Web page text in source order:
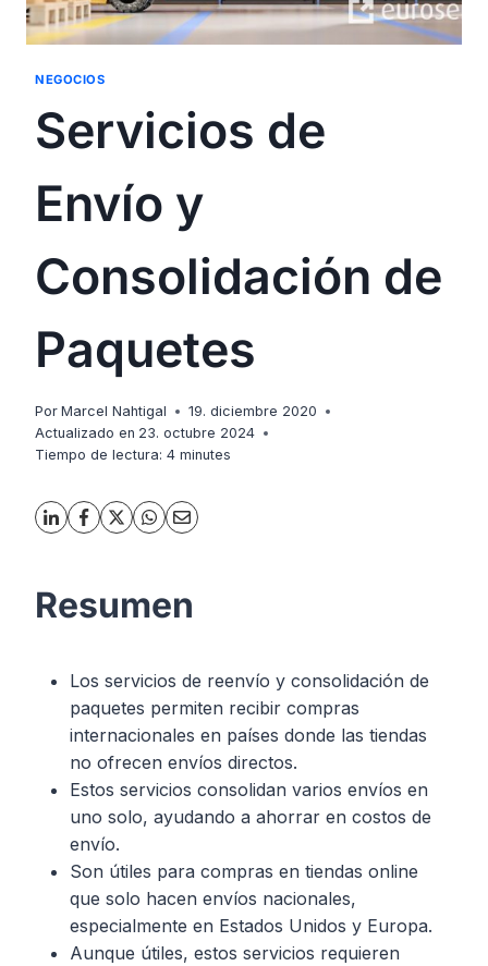
NEGOCIOS
Servicios de
Envío y
Consolidación de
Paquetes
Por Marcel Nahtigal
19. diciembre 2020
Actualizado en 23. octubre 2024
Tiempo de lectura: 4 minutes
Resumen
Los servicios de reenvío y consolidación de
paquetes permiten recibir compras
internacionales en países donde las tiendas
no ofrecen envíos directos.
Estos servicios consolidan varios envíos en
uno solo, ayudando a ahorrar en costos de
envío.
Son útiles para compras en tiendas online
que solo hacen envíos nacionales,
especialmente en Estados Unidos y Europa.
Aunque útiles, estos servicios requieren